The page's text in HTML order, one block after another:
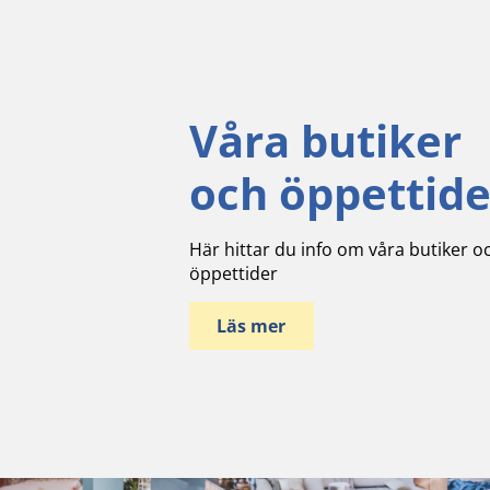
Våra butiker
och
Här hittar du info om våra butiker
öppettider
Läs mer